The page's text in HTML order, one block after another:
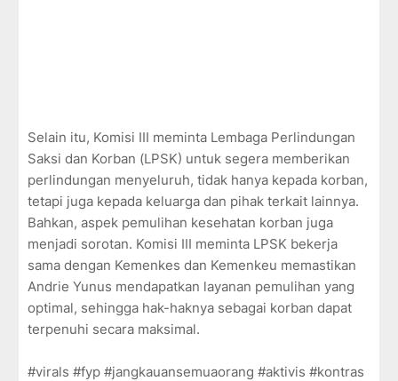
Selain itu, Komisi III meminta Lembaga Perlindungan
Saksi dan Korban (LPSK) untuk segera memberikan
perlindungan menyeluruh, tidak hanya kepada korban,
tetapi juga kepada keluarga dan pihak terkait lainnya.
Bahkan, aspek pemulihan kesehatan korban juga
menjadi sorotan. Komisi III meminta LPSK bekerja
sama dengan Kemenkes dan Kemenkeu memastikan
Andrie Yunus mendapatkan layanan pemulihan yang
optimal, sehingga hak-haknya sebagai korban dapat
terpenuhi secara maksimal.
#virals #fyp #jangkauansemuaorang #aktivis #kontras